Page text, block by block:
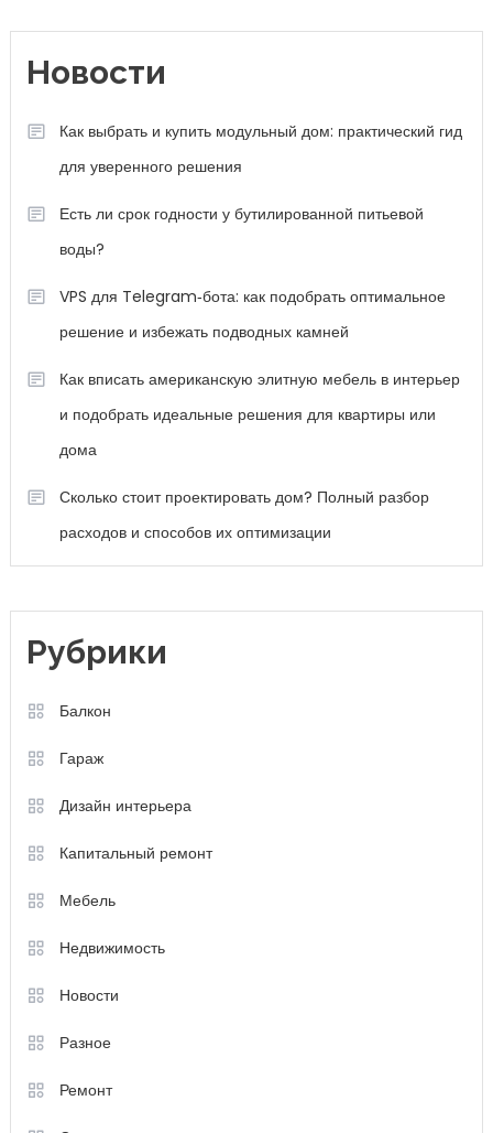
Новости
Как выбрать и купить модульный дом: практический гид
для уверенного решения
Есть ли срок годности у бутилированной питьевой
воды?
VPS для Telegram‑бота: как подобрать оптимальное
решение и избежать подводных камней
Как вписать американскую элитную мебель в интерьер
и подобрать идеальные решения для квартиры или
дома
Сколько стоит проектировать дом? Полный разбор
расходов и способов их оптимизации
Рубрики
Балкон
Гараж
Дизайн интерьера
Капитальный ремонт
Мебель
Недвижимость
Новости
Разное
Ремонт